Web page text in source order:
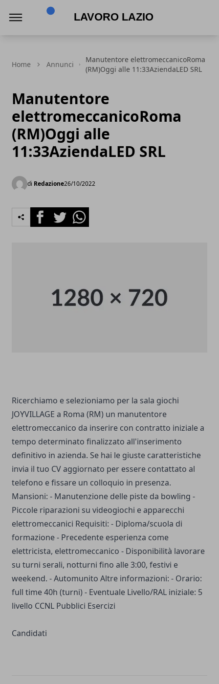
Home Annunci
Manutentore elettromeccanicoRoma
(RM)Oggi alle 11:33AziendaLED SRL
Manutentore
elettromeccanicoRoma
(RM)Oggi alle
11:33AziendaLED SRL
di Redazione26/10/2022
FacebookTwitterWhatsapp
Ricerchiamo e selezioniamo per la sala giochi
JOYVILLAGE a Roma (RM) un manutentore
elettromeccanico da inserire con contratto iniziale a
tempo determinato finalizzato all'inserimento
definitivo in azienda. Se hai le giuste caratteristiche
invia il tuo CV aggiornato per essere contattato al
telefono e fissare un colloquio in presenza.
Mansioni: - Manutenzione delle piste da bowling -
Piccole riparazioni su videogiochi e apparecchi
elettromeccanici Requisiti: - Diploma/scuola di
formazione - Precedente esperienza come
elettricista, elettromeccanico - Disponibilità lavorare
su turni serali, notturni fino alle 3:00, festivi e
weekend. - Automunito Altre informazioni: - Orario:
full time 40h (turni) - Eventuale Livello/RAL iniziale: 5
livello CCNL Pubblici Esercizi
Candidati